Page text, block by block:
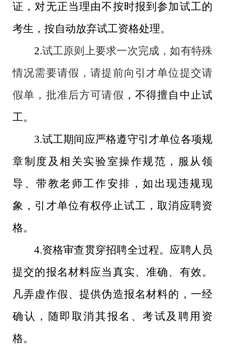
证，对无正当理由不按时报到参加试工的
考生，按自动放弃试工资格处理。
2.试工原则上要求一次完成，如有特殊
情况需要请假，请提前向引才单位提交请
假单，批准后方可请假 ，不得擅自中止试
工。
3.试工期间应严格遵守引才单位各项规
章制度及相关实验室操作规范，服从领
导、带教老师工作安排，如出现违规现
象，引才单位有权停止试工，取消应聘资
格。
4.资格审查贯穿招聘全过程。应聘人员
提交的报名材料应当真实、准确、有效。
凡弄虚作假、提供伪造报名材料的，一经
确认，随即取消其报名、考试及聘用资
格。